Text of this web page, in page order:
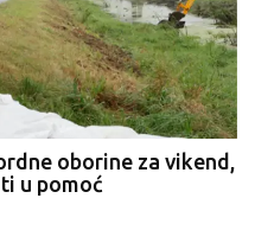
oborine za vikend,
u pomoć